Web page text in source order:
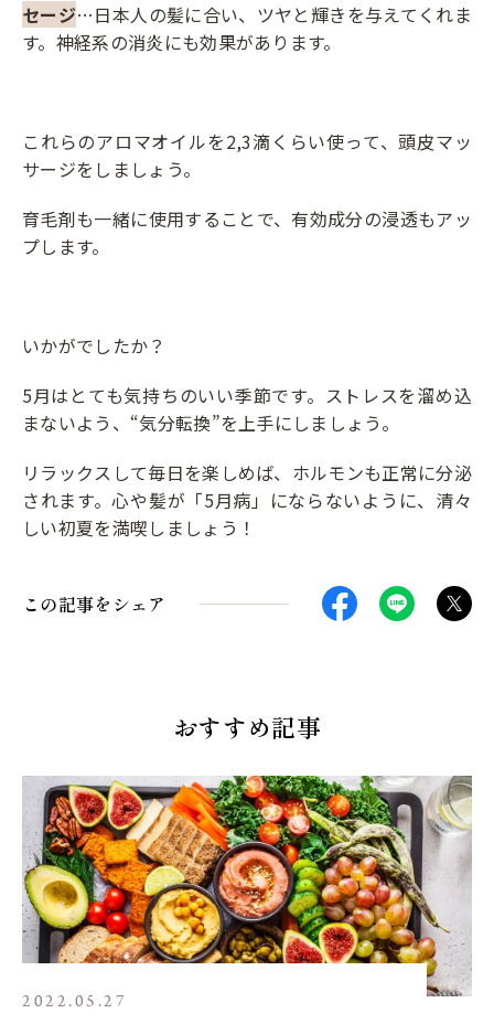
セージ…日本人の髪に合い、ツヤと輝きを与えてくれま
す。神経系の消炎にも効果があります。
これらのアロマオイルを2,3滴くらい使って、頭皮マッ
サージをしましょう。
育毛剤も一緒に使用することで、有効成分の浸透もアッ
プします。
いかがでしたか？
5月はとても気持ちのいい季節です。ストレスを溜め込
まないよう、“気分転換”を上手にしましょう。
リラックスして毎日を楽しめば、ホルモンも正常に分泌
されます。心や髪が「5月病」にならないように、清々
しい初夏を満喫しましょう！
この記事をシェア
おすすめ記事
2022.05.27